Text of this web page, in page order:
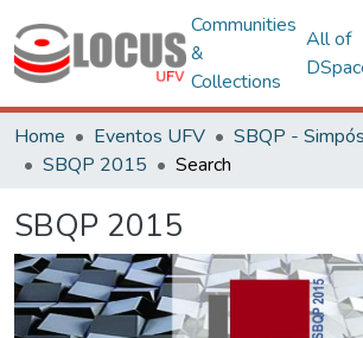
Communities
&
Collections
All of
Home Eventos UFV
SBQP 2015
Search
SBQP 2015